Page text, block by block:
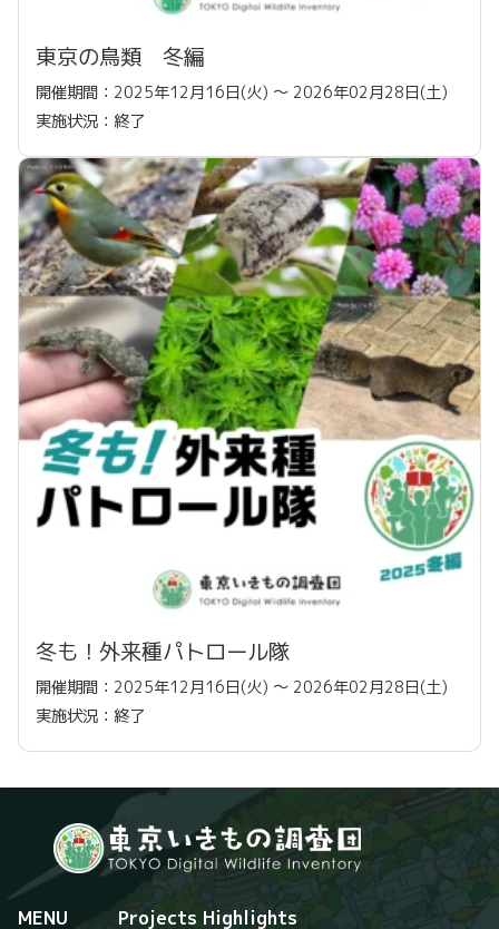
東京の鳥類 冬編
開催期間：2025年12月16日(火) 〜 2026年02月28日(土)
実施状況：終了
冬も！外来種パトロール隊
開催期間：2025年12月16日(火) 〜 2026年02月28日(土)
実施状況：終了
MENU Projects Highlights